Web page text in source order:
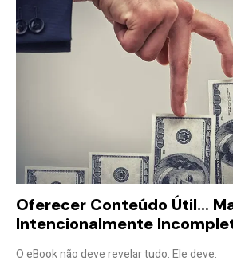
Oferecer Conteúdo Útil…
Intencionalmente
O eBook não deve revelar tudo. Ele deve: